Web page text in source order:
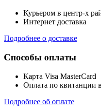
Курьером в центр-х
Интернет доставка
Подробнее о доставке
Способы оплаты
Карта Visa MasterCard
Оплата по квитанции
Подробнее об оплате